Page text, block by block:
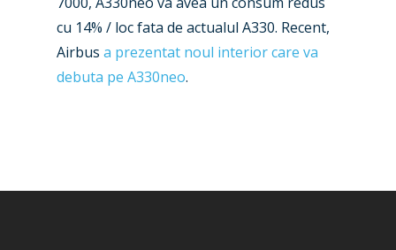
cu 14% / loc fata de actualul A330. Recent,
Airbus a prezentat noul interior care va
debuta pe A330neo.
Farnborough 2024
Paris 2023
Trip Reports
Marketplace